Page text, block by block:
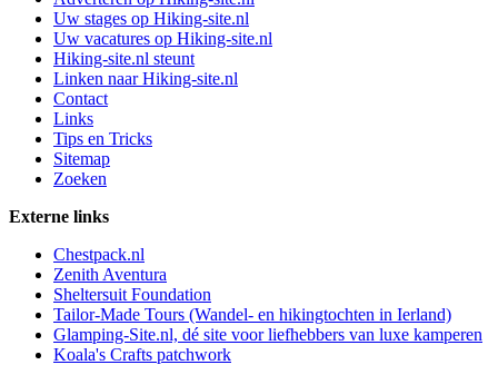
Uw stages op Hiking-site.nl
Uw vacatures op Hiking-site.nl
Hiking-site.nl steunt
Linken naar Hiking-site.nl
Contact
Links
Tips en Tricks
Sitemap
Zoeken
Externe links
Chestpack.nl
Zenith Aventura
Sheltersuit Foundation
Tailor-Made Tours (Wandel- en hikingtochten in Ierland)
Glamping-Site.nl, dé site voor liefhebbers van luxe kamperen
Koala's Crafts patchwork